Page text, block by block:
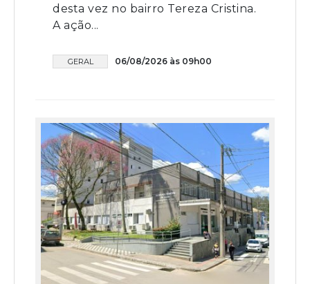
desta vez no bairro Tereza Cristina.
A ação...
GERAL 06/08/2026 às 09h00